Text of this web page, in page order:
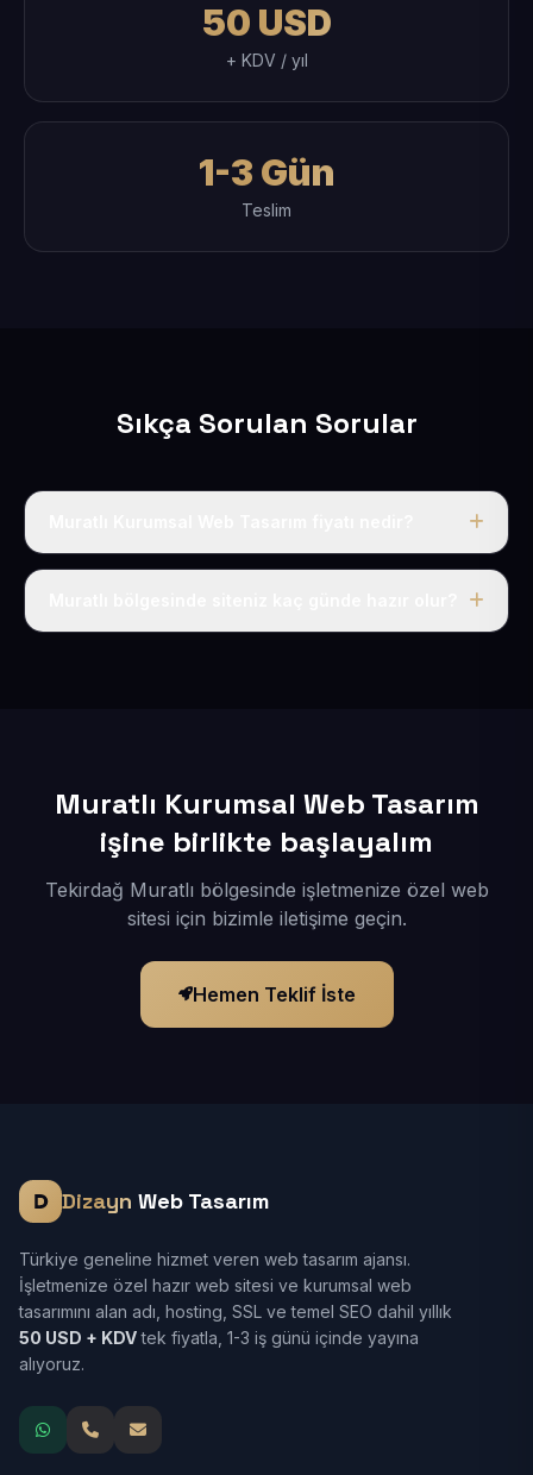
50 USD
+ KDV / yıl
1-3 Gün
Teslim
Sıkça Sorulan Sorular
Tek fiyat uygulanır: yıllık 50 USD + KDV. Bu bedele alan
Muratlı Kurumsal Web Tasarım
işine birlikte başlayalım
Tekirdağ Muratlı bölgesinde işletmenize özel web
sitesi için bizimle iletişime geçin.
Hemen Teklif İste
Dizayn Web Tasarım
Türkiye geneline hizmet veren web tasarım ajansı.
İşletmenize özel hazır web sitesi ve kurumsal web
tasarımını alan adı, hosting, SSL ve temel SEO dahil yıllık
50 USD + KDVtek fiyatla, 1-3 iş günü içinde yayına
alıyoruz.